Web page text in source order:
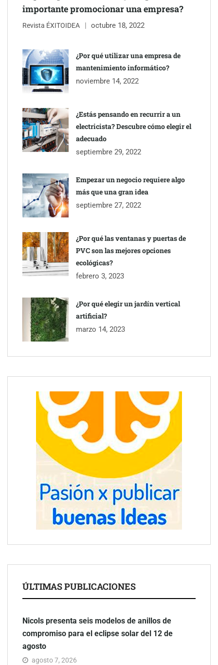
importante promocionar una empresa?
Revista ÉXITOIDEA octubre 18, 2022
¿Por qué utilizar una empresa de
mantenimiento informático?
noviembre 14, 2022
¿Estás pensando en recurrir a un
electricista? Descubre cómo elegir el
adecuado
septiembre 29, 2022
Empezar un negocio requiere algo
más que una gran idea
septiembre 27, 2022
¿Por qué las ventanas y puertas de
PVC son las mejores opciones
ecológicas?
febrero 3, 2023
¿Por qué elegir un jardín vertical
artificial?
marzo 14, 2023
ÚLTIMAS PUBLICACIONES
Nicols presenta seis modelos de anillos de
compromiso para el eclipse solar del 12 de
agosto
agosto 7, 2026